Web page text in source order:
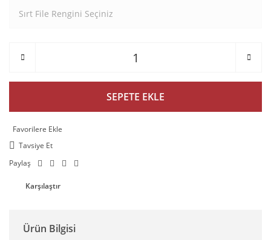
SEPETE EKLE
Tavsiye Et
Paylaş
Karşılaştır
Ürün Bilgisi